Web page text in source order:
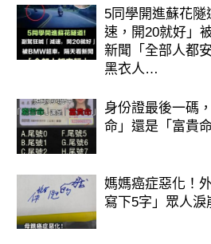
5同學開進蘇花
速，開20就好」
新聞「全部人都
黑衣人…
身份證最後一碼
命」還是「富貴
媽媽癌症惡化！
寫下5字」眾人淚